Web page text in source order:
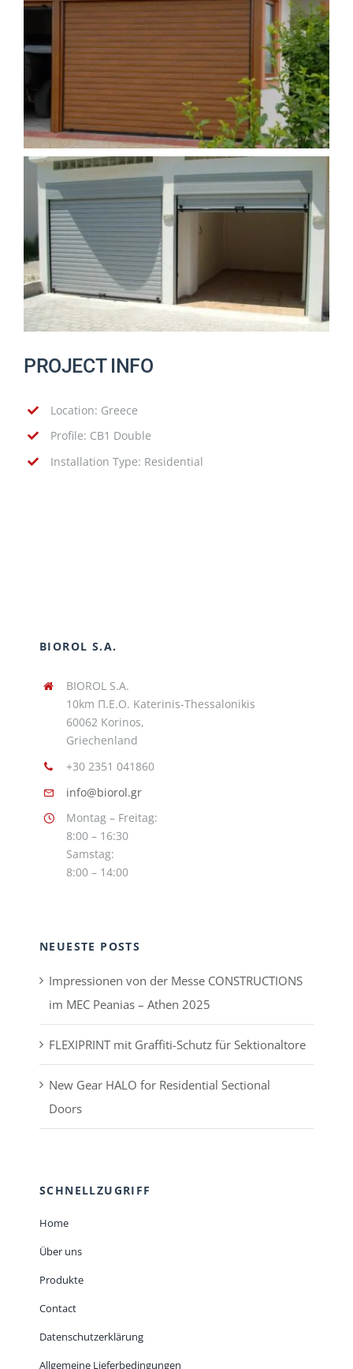
PROJECT INFO
Location: Greece
Profile: CB1 Double
Installation Type: Residential
BIOROL S.A.
BIOROL S.A.
10km Π.Ε.Ο. Katerinis-Thessalonikis
60062 Korinos,
Griechenland
+30 2351 041860
info@biorol.gr
Montag – Freitag:
8:00 – 16:30
Samstag:
8:00 – 14:00
NEUESTE POSTS
Impressionen von der Messe CONSTRUCTIONS
im MEC Peanias – Athen 2025
FLEXIPRINT mit Graffiti-Schutz für Sektionaltore
New Gear HALO for Residential Sectional
Doors
SCHNELLZUGRIFF
Home
Über uns
Produkte
Contact
Datenschutzerklärung
Allgemeine Lieferbedingungen